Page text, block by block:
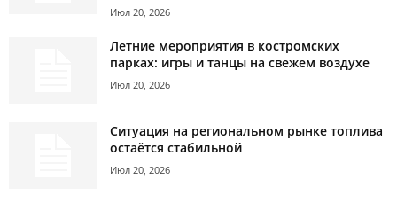
Июл 20, 2026
Летние мероприятия в костромских
парках: игры и танцы на свежем воздухе
Июл 20, 2026
Ситуация на региональном рынке топлива
остаётся стабильной
Июл 20, 2026